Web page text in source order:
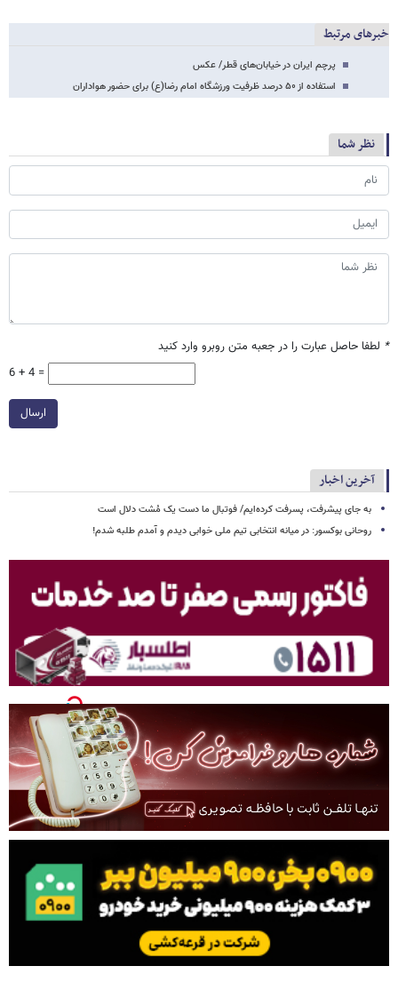
خبرهای مرتبط
پرچم ایران در خیابان‌های قطر/ عکس
استفاده از ۵۰ درصد ظرفیت ورزشگاه امام رضا(ع) برای حضور هواداران
نظر شما
* لطفا حاصل عبارت را در جعبه متن روبرو وارد کنید
6 + 4 =
ارسال
آخرین اخبار
به جای پیشرفت، پسرفت کرده‌ایم/ فوتبال ما دست یک مُشت دلال است
روحانی بوکسور: در میانه انتخابی تیم ملی خوابی دیدم و آمدم طلبه شدم!